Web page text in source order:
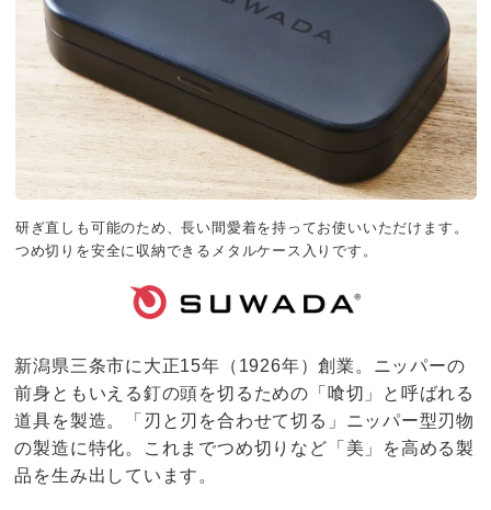
研ぎ直しも可能のため、長い間愛着を持ってお使いいただけます。
つめ切りを安全に収納できるメタルケース入りです。
新潟県三条市に大正15年（1926年）創業。ニッパーの
前身ともいえる釘の頭を切るための「喰切」と呼ばれる
道具を製造。「刃と刃を合わせて切る」ニッパー型刃物
の製造に特化。これまでつめ切りなど「美」を高める製
品を生み出しています。